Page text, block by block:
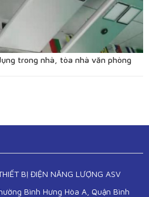
trong nhà, tòa nhà văn phòng
BỊ ĐIỆN NĂNG LƯỢNG ASV
Bình Hưng Hòa A, Quận Bình